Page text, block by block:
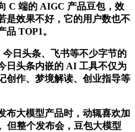
C 端的 AIGC 产品豆包，效
是效果不好，它的用户数也不
TOP1。
日头条、飞书等不少字节的
日头条内嵌的 AI 工具不仅为
创作、梦境解读、创业指导等
大模型产品时，动辄喜欢加
但整个发布会，豆包大模型